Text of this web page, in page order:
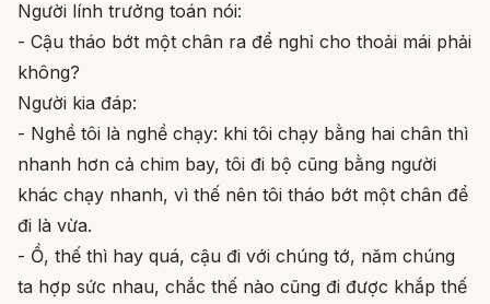
Người lính trưởng toán nói:
- Cậu tháo bớt một chân ra để nghỉ cho thoải mái phải
không?
Người kia đáp:
- Nghề tôi là nghề chạy: khi tôi chạy bằng hai chân thì
nhanh hơn cả chim bay, tôi đi bộ cũng bằng người
khác chạy nhanh, vì thế nên tôi tháo bớt một chân để
đi là vừa.
- Ồ, thế thì hay quá, cậu đi với chúng tớ, năm chúng
ta hợp sức nhau, chắc thế nào cũng đi được khắp thế